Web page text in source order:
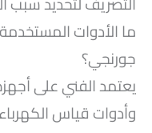
ما الأدوات
جورنجي؟
يعتمد الفني على
وأدوات قياس